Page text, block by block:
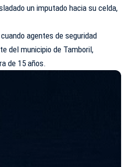
un imputado hacia su celda,
agentes de seguridad
del municipio de Tamboril,
de 15 años.